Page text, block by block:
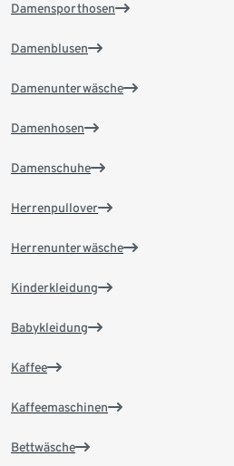
Damensporthosen
Damenblusen
Damenunterwäsche
Damenhosen
Damenschuhe
Herrenpullover
Herrenunterwäsche
Kinderkleidung
Babykleidung
Kaffee
Kaffeemaschinen
Bettwäsche